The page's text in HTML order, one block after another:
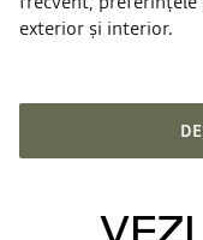
exterior și interior.
VEZI